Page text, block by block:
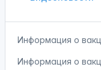
Информация о
Информация о